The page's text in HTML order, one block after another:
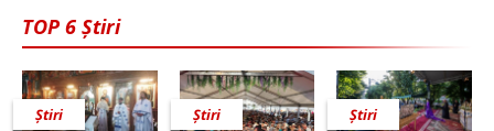
TOP 6 Știri
Știri Știri Știri